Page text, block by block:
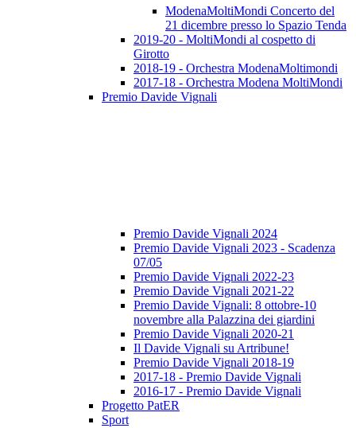
ModenaMoltiMondi Concerto del
21 dicembre presso lo Spazio Tenda
2019-20 - MoltiMondi al cospetto di
Girotto
2018-19 - Orchestra ModenaMoltimondi
2017-18 - Orchestra Modena MoltiMondi
Premio Davide Vignali
Premio Davide Vignali 2024
Premio Davide Vignali 2023 - Scadenza
07/05
Premio Davide Vignali 2022-23
Premio Davide Vignali 2021-22
Premio Davide Vignali: 8 ottobre-10
novembre alla Palazzina dei giardini
Premio Davide Vignali 2020-21
Il Davide Vignali su Artribune!
Premio Davide Vignali 2018-19
2017-18 - Premio Davide Vignali
2016-17 - Premio Davide Vignali
Progetto PatER
Sport